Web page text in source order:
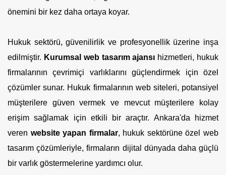
önemini bir kez daha ortaya koyar.
Hukuk sektörü, güvenilirlik ve profesyonellik üzerine inşa
edilmiştir. Kurumsal web tasarım ajansı hizmetleri, hukuk
firmalarının çevrimiçi varlıklarını güçlendirmek için özel
çözümler sunar. Hukuk firmalarının web siteleri, potansiyel
müşterilere güven vermek ve mevcut müşterilere kolay
erişim sağlamak için etkili bir araçtır. Ankara'da hizmet
veren website yapan firmalar, hukuk sektörüne özel web
tasarım çözümleriyle, firmaların dijital dünyada daha güçlü
bir varlık göstermelerine yardımcı olur.